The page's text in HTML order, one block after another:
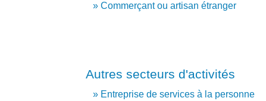
Commerçant ou artisan étranger
Autres secteurs d'activités
Entreprise de services à la personne